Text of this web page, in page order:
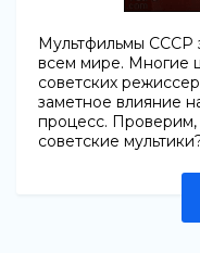
Мультфильмы СССР
всем мире. Многие
советских
заметное влияние
процесс.
советские